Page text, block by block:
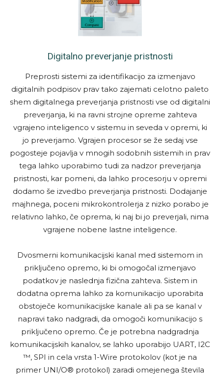
Digitalno preverjanje pristnosti
Preprosti sistemi za identifikacijo za izmenjavo
digitalnih podpisov prav tako zajemati celotno paleto
shem digitalnega preverjanja pristnosti vse od digitalni
preverjanja, ki na ravni strojne opreme zahteva
vgrajeno inteligenco v sistemu in seveda v opremi, ki
jo preverjamo. Vgrajen procesor se že sedaj vse
pogosteje pojavlja v mnogih sodobnih sistemih in prav
tega lahko uporabimo tudi za nadzor preverjanja
pristnosti, kar pomeni, da lahko procesorju v opremi
dodamo še izvedbo preverjanja pristnosti. Dodajanje
majhnega, poceni mikrokontrolerja z nizko porabo je
relativno lahko, če oprema, ki naj bi jo preverjali, nima
vgrajene nobene lastne inteligence.
Dvosmerni komunikacijski kanal med sistemom in
priključeno opremo, ki bi omogočal izmenjavo
podatkov je naslednja fizična zahteva. Sistem in
dodatna oprema lahko za komunikacijo uporabita
obstoječe komunikacijske kanale ali pa se kanal v
napravi tako nadgradi, da omogoči komunikacijo s
priključeno opremo. Če je potrebna nadgradnja
komunikacijskih kanalov, se lahko uporabijo UART, I2C
™, SPI in cela vrsta 1-Wire protokolov (kot je na
primer UNI/O® protokol) zaradi omejenega števila